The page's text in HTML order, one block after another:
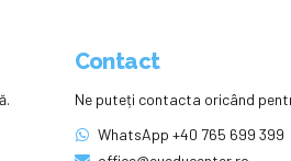
Contact
Ne puteți contacta oricând
WhatsApp +40 765 699 399